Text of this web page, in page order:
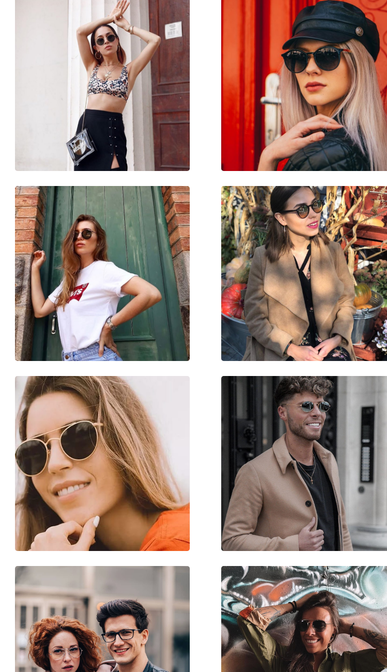
Okrągłe
Czarny
Materiał oprawek:
Metal
M
135 mm
Długość zausznika:
145 mm
Szerokość mostka:
22 mm
45 g
Regulowane noski:
Tak
Elastyczny zawias:
Nie
Akcesoria
Etui:
Tak
Ściereczka do czyszczenia:
Tak
Inne
Płeć:
Unisex
Kategoria:
Okulary przeciwsłoneczne
Marka:
Ray-Ban
Zastosowanie:
Moda
Kod:
RB3647N 002/58 51
Możliwość wykonania okularów
korekcyjnych: